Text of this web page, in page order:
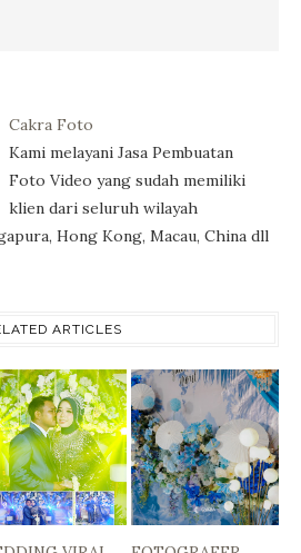
Cakra Foto
Kami melayani Jasa Pembuatan
Foto Video yang sudah memiliki
klien dari seluruh wilayah
Hong Kong, Macau, China dll
ARTICLES